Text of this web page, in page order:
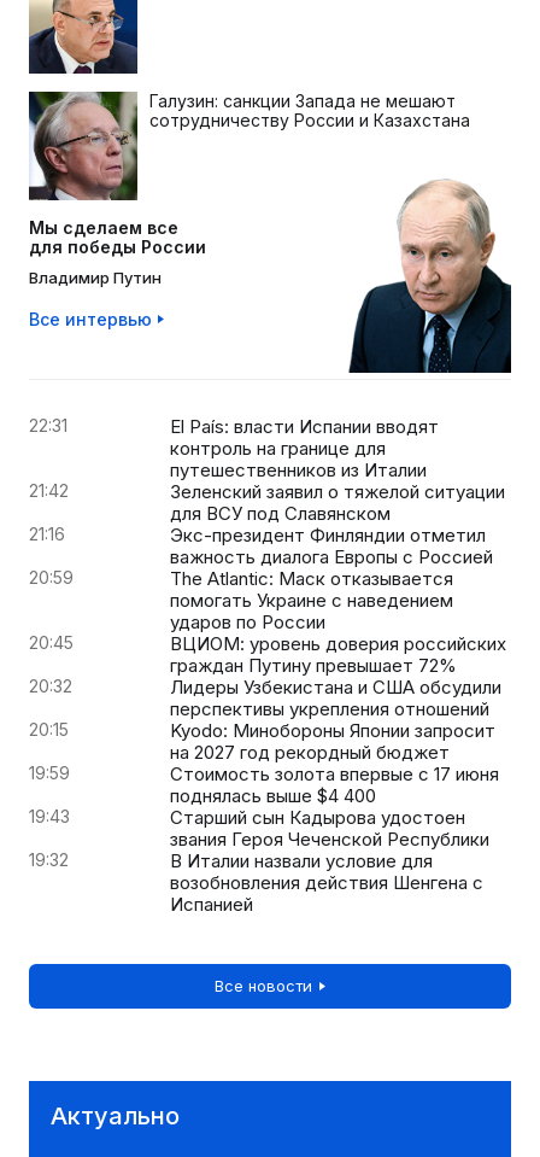
Галузин: санкции Запада не мешают
сотрудничеству России и Казахстана
Мы сделаем все
для победы России
Владимир Путин
Все интервью
22:31
El País: власти Испании вводят
контроль на границе для
путешественников из Италии
21:42
Зеленский заявил о тяжелой ситуации
для ВСУ под Славянском
21:16
Экс-президент Финляндии отметил
важность диалога Европы с Россией
20:59
The Atlantic: Маск отказывается
помогать Украине с наведением
ударов по России
20:45
ВЦИОМ: уровень доверия российских
граждан Путину превышает 72%
20:32
Лидеры Узбекистана и США обсудили
перспективы укрепления отношений
20:15
Kyodo: Минобороны Японии запросит
на 2027 год рекордный бюджет
19:59
Стоимость золота впервые с 17 июня
поднялась выше $4 400
19:43
Старший сын Кадырова удостоен
звания Героя Чеченской Республики
19:32
В Италии назвали условие для
возобновления действия Шенгена с
Испанией
Все новости
Актуально